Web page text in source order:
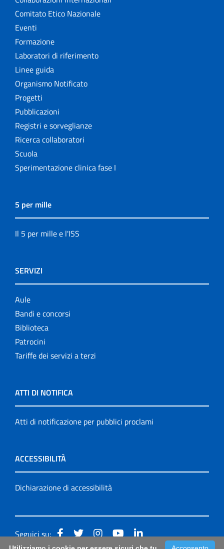
Comitato Etico Nazionale
Eventi
Formazione
Laboratori di riferimento
Linee guida
Organismo Notificato
Progetti
Pubblicazioni
Registri e sorveglianze
Ricerca collaboratori
Scuola
Sperimentazione clinica fase I
5 per mille
Il 5 per mille e l'ISS
SERVIZI
Aule
Bandi e concorsi
Biblioteca
Patrocini
Tariffe dei servizi a terzi
ATTI DI NOTIFICA
Atti di notificazione per pubblici proclami
ACCESSIBILITÀ
Dichiarazione di accessibilità
Seguici su: